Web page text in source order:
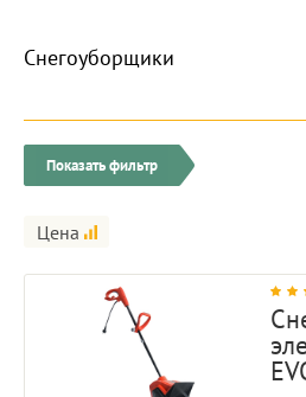
Снегоуборщики
Показать фильтр
Цена